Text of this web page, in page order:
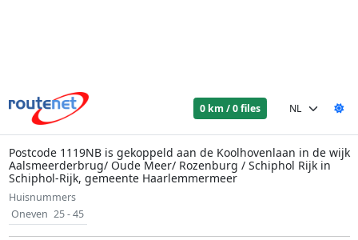
0 km / 0 files
Postcode 1119NB is gekoppeld aan de Koolhovenlaan in de wijk
Aalsmeerderbrug/ Oude Meer/ Rozenburg / Schiphol Rijk in
Schiphol-Rijk, gemeente Haarlemmermeer
Huisnummers
Oneven 25 - 45